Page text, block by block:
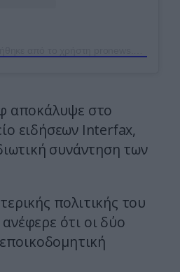
αποκάλυψε στο
ειδήσεων Interfax,
συνάντηση των
πολιτικής του
ότι οι δύο